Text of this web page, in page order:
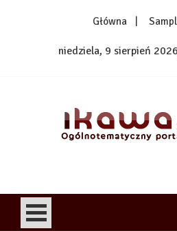
Główna
niedziela, 9 sierpień